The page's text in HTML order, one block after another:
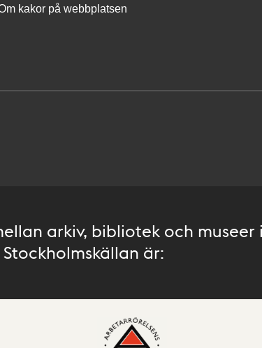
kakor på webbplatsen
arkiv, bibliotek och museer i
är: